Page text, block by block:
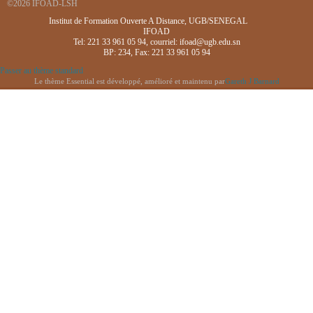
©2026 IFOAD-LSH
Institut de Formation Ouverte A Distance, UGB/SENEGAL
IFOAD
Tel: 221 33 961 05 94, courriel: ifoad@ugb.edu.sn
BP: 234, Fax: 221 33 961 05 94
Passer au thème standard
Le thème Essential est développé, amélioré et maintenu parGareth J Barnard